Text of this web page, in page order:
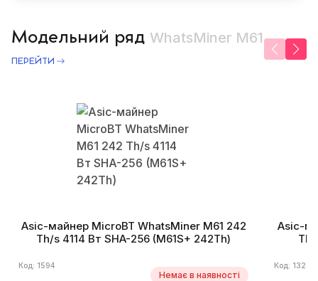
Модельний ряд WhatsMiner M61
ПЕРЕЙТИ
Asic-майнер MicroBT WhatsMiner M61 242
Th/s 4114 Вт SHA-256 (M61S+ 242Th)
Код: 1594
Немає в наявності
Asic-
Th/
Код: 1323